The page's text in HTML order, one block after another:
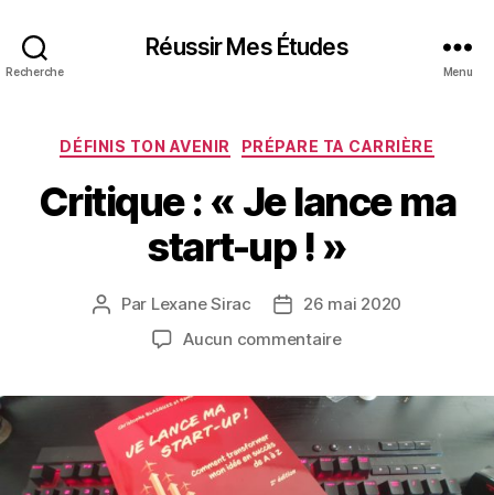
Recherche
Réussir Mes Études
Menu
Catégories
DÉFINIS TON AVENIR PRÉPARE TA CARRIÈRE
Critique : « Je lance ma
start-up ! »
Auteur
Par Lexane Sirac
Date26 mai 2020
Aucun commentairesur
« Je
lance
ma
start-